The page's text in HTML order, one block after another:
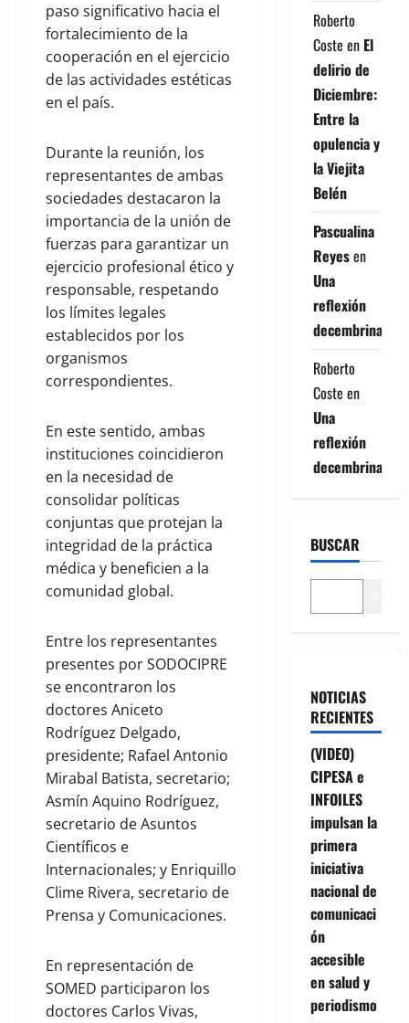
paso significativo hacia el
fortalecimiento de la
cooperación en el ejercicio
de las actividades estéticas
en el país.
Durante la reunión, los
representantes de ambas
sociedades destacaron la
importancia de la unión de
fuerzas para garantizar un
ejercicio profesional ético y
responsable, respetando
los límites legales
establecidos por los
organismos
correspondientes.
En este sentido, ambas
instituciones coincidieron
en la necesidad de
consolidar políticas
conjuntas que protejan la
integridad de la práctica
médica y beneficien a la
comunidad global.
Entre los representantes
presentes por SODOCIPRE
se encontraron los
doctores Aniceto
Rodríguez Delgado,
presidente; Rafael Antonio
Mirabal Batista, secretario;
Asmín Aquino Rodríguez,
secretario de Asuntos
Científicos e
Internacionales; y Enriquillo
Clime Rivera, secretario de
Prensa y Comunicaciones.
En representación de
SOMED participaron los
doctores Carlos Vivas,
Roberto
Coste en El
delirio de
Diciembre:
Entre la
opulencia y
la Viejita
Belén
Pascualina
Reyesen
Una
reflexión
decembrina
Roberto
Coste en
Una
reflexión
decembrina
BUSCAR
NOTICIAS
RECIENTES
(VIDEO)
CIPESA e
INFOILES
impulsan la
primera
iniciativa
nacional de
comunicaci
ón
accesible
en salud y
periodismo